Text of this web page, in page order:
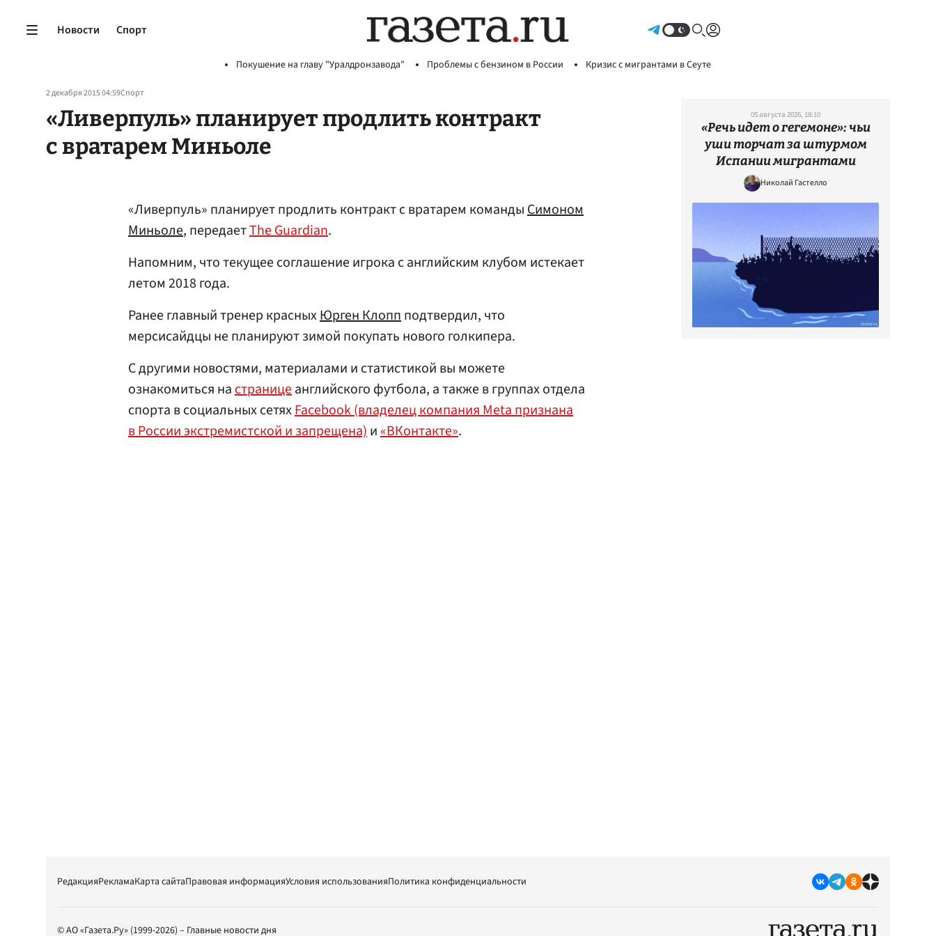
Новости Спорт
Покушение на главу "Уралдронзавода" Проблемы с бензином в России Кризис с мигрантами в Сеуте
2 декабря 2015 04:59Спорт
«Ливерпуль» планирует продлить контракт
с вратарем Миньоле
«Ливерпуль» планирует продлить контракт с вратарем командыСимоном
Миньоле, передаетThe Guardian.
Напомним, что текущее соглашение игрока с английским клубом истекает
летом 2018 года.
Ранее главный тренер красныхЮрген Клоппподтвердил, что
мерсисайдцы не планируют зимой покупать нового голкипера.
С другими новостями, материалами и статистикой вы можете
ознакомиться настраницеанглийского футбола, а также в группах отдела
спорта в социальных сетяхFacebook (владелец компания Meta признана
в России экстремистской и запрещена)и«ВКонтакте».
05 августа 2026, 18:10
«Речь идет о гегемоне»: чьи
уши торчат за штурмом
Испании мигрантами
Николай Гастелло
РедакцияРекламаКарта сайтаПравовая информацияУсловия использованияПолитика конфиденциальности
© АО «Газета.Ру» (1999-2026) – Главные новости дня